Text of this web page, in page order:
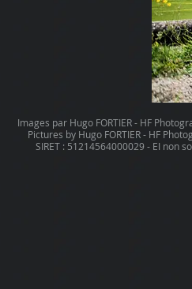
Images par Hugo FORTIER - HF
Pictures by Hugo FORTIER - HF
SIRET : 51214564000029 - EI non